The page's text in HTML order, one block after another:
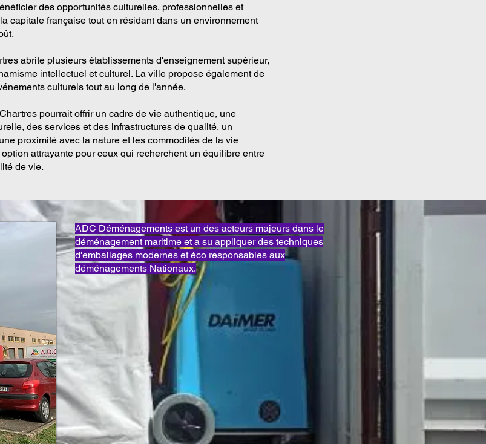
des opportunités culturelles, professionnelles et
capitale française tout en résidant dans un environnement
abrite plusieurs établissements d'enseignement supérieur,
intellectuel et culturel. La ville propose également de
culturels tout au long de l'année.
pourrait offrir un cadre de vie authentique, une
des services et des infrastructures de qualité, un
proximité avec la nature et les commodités de la vie
attrayante pour ceux qui recherchent un équilibre entre
de vie.
ADC Déménagements est un des acteurs majeurs dans le
déménagement maritime et a su appliquer des techniques
d'emballages modernes et éco responsables aux
déménagements Nationaux.